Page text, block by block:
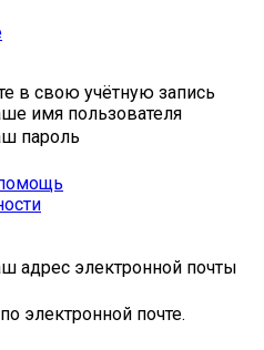
в свою учётную запись
имя пользователя
пароль
адрес электронной почты
электронной почте.